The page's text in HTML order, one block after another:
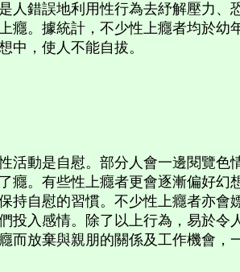
錯誤地利用性行為去紓解壓力、
癮。據統計，不少性上癮者均於
中，使人不能自拔。
動是自慰。部分人會一邊閱覽色
癮。有些性上癮者更會逐漸偏好
持自慰的習慣。不少性上癮者亦
投入感情。除了以上行為，易於令
而放棄與親朋的關係及工作機會